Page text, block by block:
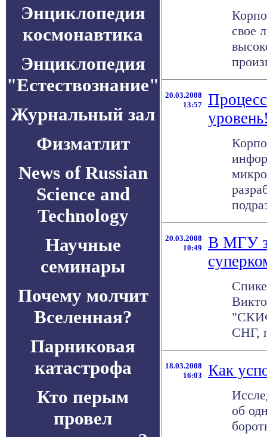
Энциклопедия
космонавтика
Энциклопедия
"Естествознание"
Журнальный зал
Физматлит
News of Russian
Science and
Technology
Научные
семинары
Почему молчит
Вселенная?
Парниковая
катастрофа
Кто перым
провел
свое
20.03.2008
13:57
20.03.2008
10:49
В МГУ
СНГ,
18.03.2008
16:03
Как
об